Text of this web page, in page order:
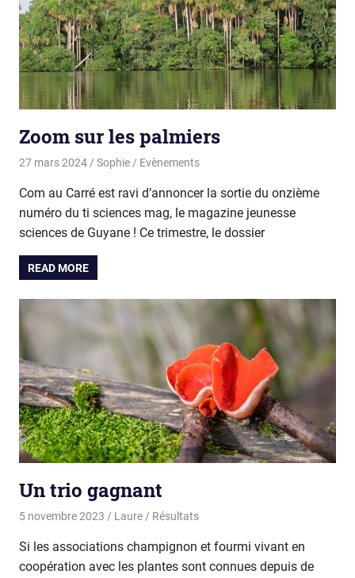
Zoom sur les palmiers
27 mars 2024 Sophie Evènements
Com au Carré est ravi d’annoncer la sortie du onzième
numéro du ti sciences mag, le magazine jeunesse
sciences de Guyane ! Ce trimestre, le dossier
READ MORE
Un trio gagnant
5 novembre 2023 Laure Résultats
Si les associations champignon et fourmi vivant en
coopération avec les plantes sont connues depuis de